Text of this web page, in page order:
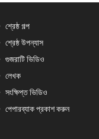
শ্রেষ্ঠ গল্প
শ্রেষ্ঠ উপন্যাস
গুজরাটি ভিডিও
লেখক
সংক্ষিপ্ত ভিডিও
পেপারব্যাক প্রকাশ করুন